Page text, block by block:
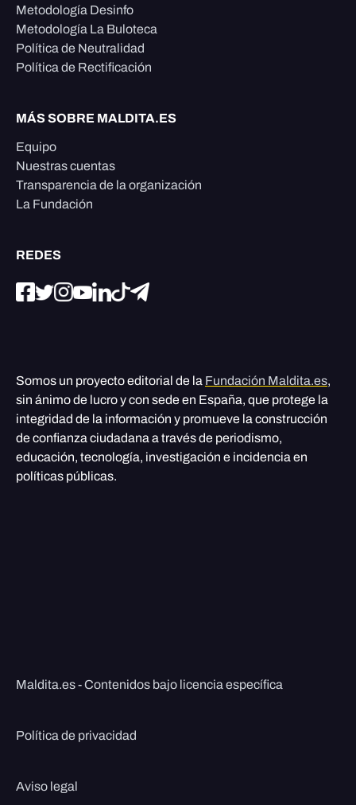
Metodología Desinfo
Metodología La Buloteca
Política de Neutralidad
Política de Rectificación
MÁS SOBRE MALDITA.ES
Equipo
Nuestras cuentas
Transparencia de la organización
La Fundación
REDES
Somos un proyecto editorial de la Fundación Maldita.es,
sin ánimo de lucro y con sede en España, que protege la
integridad de la información y promueve la construcción
de confianza ciudadana a través de periodismo,
educación, tecnología, investigación e incidencia en
políticas públicas.
Maldita.es - Contenidos bajo licencia específica
Política de privacidad
Aviso legal